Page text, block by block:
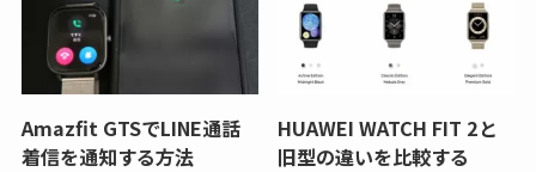
Amazfit GTSでLINE通話
着信を通知する方法
HUAWEI WATCH FIT 2と
旧型の違いを比較する